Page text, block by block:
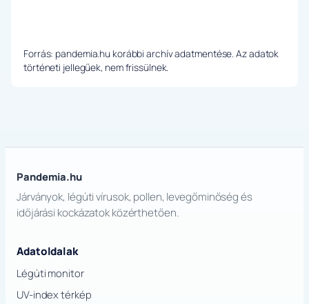
Forrás: pandemia.hu korábbi archív adatmentése. Az adatok
történeti jellegűek, nem frissülnek.
Pandemia.hu
Járványok, légúti vírusok, pollen, levegőminőség és
időjárási kockázatok közérthetően.
Adatoldalak
Légúti monitor
UV-index térkép